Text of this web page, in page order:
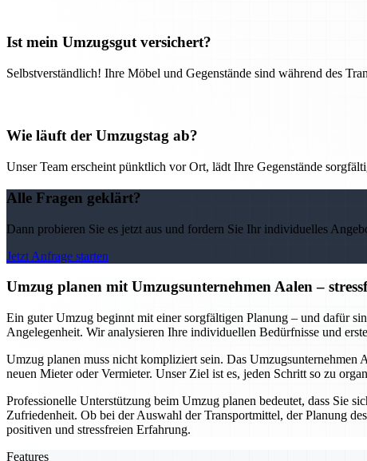
Ist mein Umzugsgut versichert?
Selbstverständlich! Ihre Möbel und Gegenstände sind während des
Wie läuft der Umzugstag ab?
Unser Team erscheint pünktlich vor Ort, lädt Ihre Gegenstände
Alle Fragen geklärt?
Dann probieren Sie es jetzt aus und fordern Sie Ihr individuelles
Jetzt Anfrage starten
Umzug planen mit Umzugsunternehmen Aalen –
Ein guter Umzug beginnt mit einer sorgfältigen Planung – und dafür
Angelegenheit. Wir analysieren Ihre individuellen Bedürfnisse und
Umzug planen muss nicht kompliziert sein. Das
neuen Mieter oder Vermieter. Unser Ziel ist es, jeden Schritt so zu
Professionelle Unterstützung beim Umzug planen bedeutet, dass Sie
Zufriedenheit. Ob bei der Auswahl der Transportmittel, der Planung
positiven und stressfreien Erfahrung.
Features